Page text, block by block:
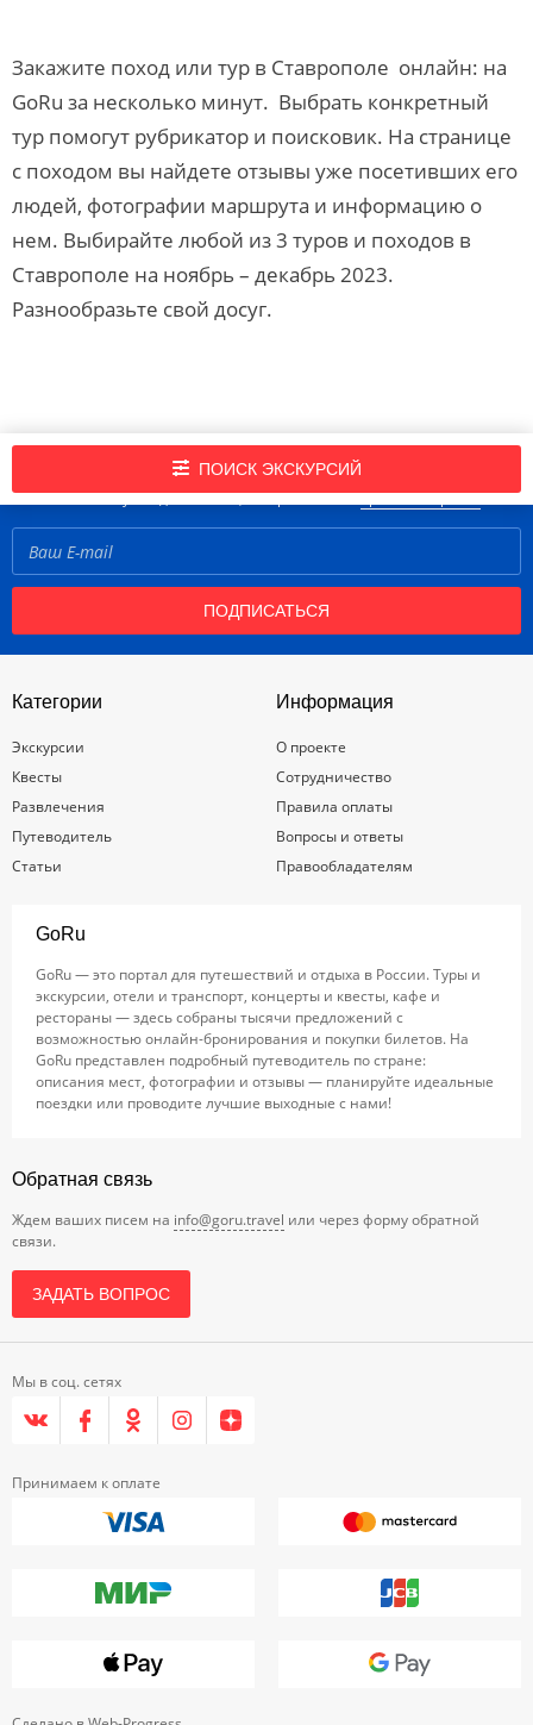
Закажите поход или тур в Ставрополе онлайн: на
GoRu за несколько минут. Выбрать конкретный
тур помогут рубрикатор и поисковик. На странице
с походом вы найдете отзывы уже посетивших его
людей, фотографии маршрута и информацию о
нем. Выбирайте любой из 3 туров и походов в
Ставрополе на ноябрь – декабрь 2023.
Разнообразьте свой досуг.
ПОИСК ЭКСКУРСИЙ
Подпишись на нашу рассылку новостей!
Нажимая кнопку «Подписаться», вы принимаетеправила портала
ПОДПИСАТЬСЯ
Категории
Экскурсии
Квесты
Развлечения
Путеводитель
Статьи
Информация
О проекте
Сотрудничество
Правила оплаты
Вопросы и ответы
Правообладателям
GoRu
GoRu — это портал для путешествий и отдыха в России. Туры и
экскурсии, отели и транспорт, концерты и квесты, кафе и
рестораны — здесь собраны тысячи предложений с
возможностью онлайн-бронирования и покупки билетов. На
GoRu представлен подробный путеводитель по стране:
описания мест, фотографии и отзывы — планируйте идеальные
поездки или проводите лучшие выходные с нами!
Обратная связь
Ждем ваших писем на info@goru.travel или через форму обратной
связи.
ЗАДАТЬ ВОПРОС
Мы в соц. сетях
Принимаем к оплате